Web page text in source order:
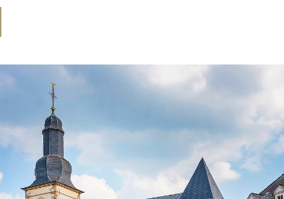
Ein Korridor mit Türen zu
das nach Westen
Schlafzimmern, jedes mit
mit eigenem Duschraum und
Sauna vorbehalten ist.
den Garten und einen
Gemeinschaftsbad und ein
Ensemble.